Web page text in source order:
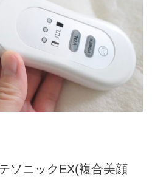
ソニックEX(複合美顔